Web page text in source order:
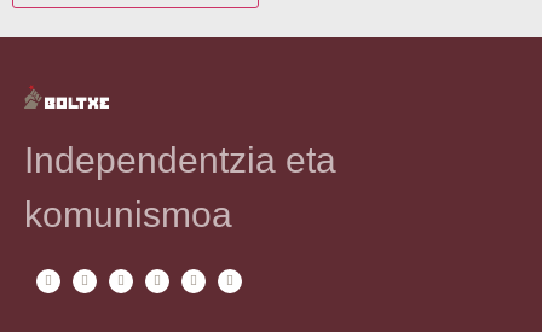
Independentzia eta
komunismoa